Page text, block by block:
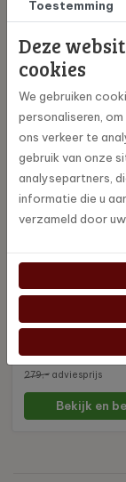
KBG Select Black -
MoccaMaster
242,10
269,-adviesprijs
MoccaMaster
251,10
279,- adviesprijs
Bekijk en
Toestemming
Deze
cookies
We gebruiken
personaliseren,
ons verkeer te
gebruik van onze
analysepartners,
informatie die u
verzameld door uw